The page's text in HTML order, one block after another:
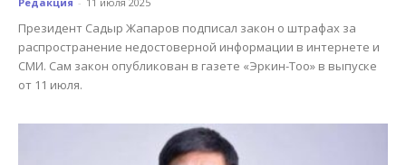
Президент Садыр Жапаров подписал закон о штрафах за
распространение недостоверной информации в интернете и
СМИ. Сам закон опубликован в газете «Эркин-Тоо» в выпуске
от 11 июля.